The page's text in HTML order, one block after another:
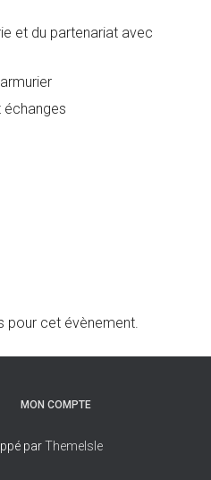
et du partenariat avec
échanges
pour cet évènement.
MON COMPTE
parThemeIsle